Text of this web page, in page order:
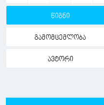
წიგნი
გამომცემლობა
ავტორი